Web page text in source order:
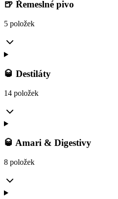
🍺 Řemeslné pivo
5 položek
🥃 Destiláty
14 položek
🥃 Amari & Digestivy
8 položek